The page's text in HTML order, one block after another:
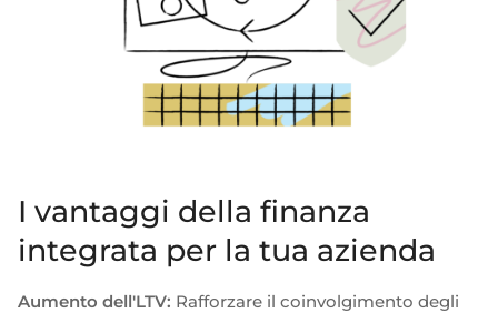
I vantaggi della finanza
integrata per la tua azienda
Aumento dell'LTV: Rafforzare il coinvolgimento degli